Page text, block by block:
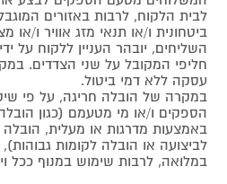
לבית הלקוח, לרבות באזורים
ביטחונית ו/או תנאי מזג אוויר ו/או
השליחים, יובהר העניין ללקוח על
חליפי המקובל על שני הצדדים.
עסקה ללא דמי ביטול.
במקרה של הובלה חריגה, על פי
הספקים ו/או מי מטעמם (כגון
באמצעות מדרגות או מעלית,
לביצועה או הובלה לקומות
במלואה, לרבות שימוש במנוף ככל